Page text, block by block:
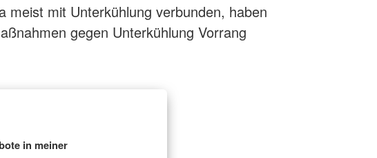
meist mit Unterkühlung verbunden, haben
gegen Unterkühlung Vorrang
in meiner